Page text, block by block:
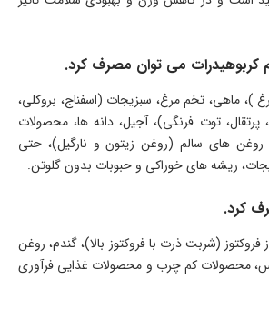
کربوهیدرات می توان مصرف کرد.
)، ماهی، تخم مرغ، سبزیجات (اسفناج، بروکلی،
توت فرنگی)، آجیل، دانه ها، محصولات
روغن های سالم (روغن زیتون و نارگیل)، حتی
ریشه های خوراکی و حبوبات بدون گلوتن.
کرد.
فروکتوز (شربت ذرت با فروکتوز بالا)، گندم، روغن
محصولات کم چرب و محصولات غذایی فرآوری